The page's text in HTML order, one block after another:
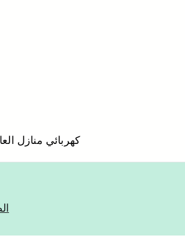
كهربائي منازل